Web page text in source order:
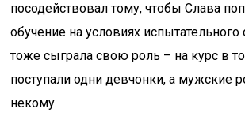
посодействовал тому, чтобы Слава
обучение на условиях испытательного
тоже сыграла свою роль – на курс в
поступали одни девчонки, а мужские
некому.